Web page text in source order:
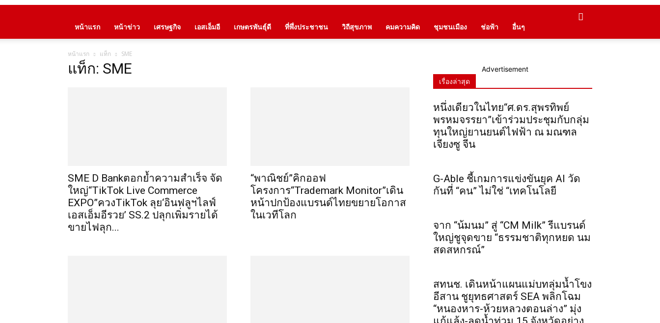
หน้าแรก หน้าข่าว เศรษฐกิจ เอสเอ็มอี เกษตรพันธุ์ดี ที่พึ่งประชาชน วิถีสุขภาพ คมความคิด ชุมชนเมือง ช่อฟ้า อื่นๆ
หน้าแรก แท็ก SME
แท็ก: SME
SME D Bankตอกย้ำความสำเร็จ จัด
ใหญ่“TikTok Live Commerce
EXPO”ควงTikTok ลุย‘อินฟลูฯไลฟ์
เอสเอ็มอีรวย’ SS.2 ปลุกเพิ่มรายได้
ขายไฟลุก...
“พาณิชย์”คิกออฟ
โครงการ“Trademark Monitor”เดิน
หน้าปกป้องแบรนด์ไทยขยายโอกาส
ในเวทีโลก
Advertisement
เรื่องล่าสุด
หนึ่งเดียวในไทย“ศ.ดร.สุพรทิพย์
พรหมจรรยา”เข้าร่วมประชุมกับกลุ่ม
ทุนใหญ่ยานยนต์ไฟฟ้า ณ มณฑล
เจียงซู จีน
G-Able ชี้เกมการแข่งขันยุค AI วัด
กันที่ “คน” ไม่ใช่ “เทคโนโลยี
จาก “น้มนม” สู่ “CM Milk” รีแบรนด์
ใหญ่ชูจุดขาย “ธรรมชาติทุกหยด นม
สดสหกรณ์”
สทนช. เดินหน้าแผนแม่บทลุ่มน้ำโขง
อีสาน ชูยุทธศาสตร์ SEA พลิกโฉม
“หนองหาร-ห้วยหลวงตอนล่าง” มุ่ง